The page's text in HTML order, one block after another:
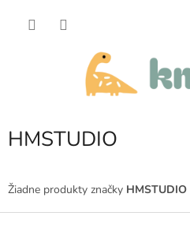
HMSTUDIO
Žiadne produkty značky HMSTUDIO
Z